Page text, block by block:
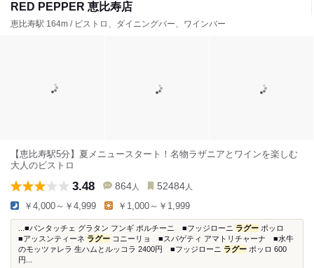
RED PEPPER 恵比寿店
恵比寿駅 164m / ビストロ、ダイニングバー、ワインバー
【恵比寿駅5分】夏メニュースタート！名物ラザニアとワインを楽しむ
大人のビストロ
3.48 864 人 52484 人
￥4,000～￥4,999 ￥1,000～￥1,999
...■パンタッチェ グラタン フンギ ポルチーニ ■フッジローニ ラグー ポッロ
■アッスンティーネ ラグー コニーリョ ■スパゲティ アマトリチャーナ ■水牛
のモッツァレラ 生ハムとルッコラ 2400円 ■フッジローニ ラグー ポッロ 600
円...